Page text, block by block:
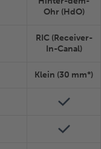
Ohr (HdO)
RIC (Receiver-
In-Canal)
Klein (30 mm*)